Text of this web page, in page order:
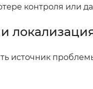
контроля или
источник